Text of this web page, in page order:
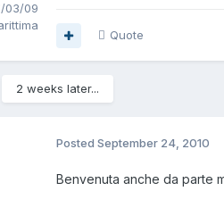
03/09
Quote
2 weeks later...
Posted September 24, 2010
Benvenuta anche da parte